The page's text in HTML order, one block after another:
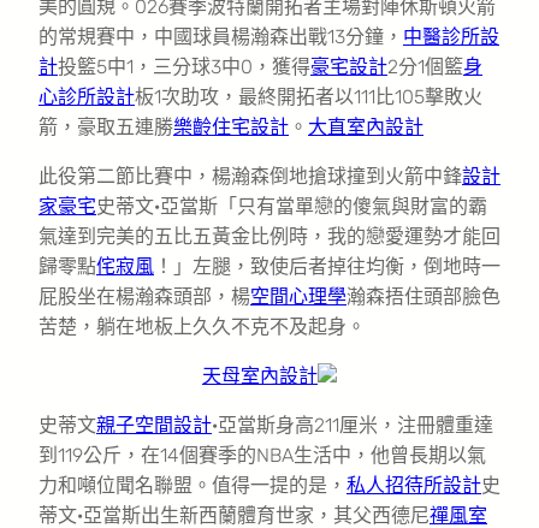
美的圓規。026賽季波特蘭開拓者主場對陣休斯頓火箭
的常規賽中，中國球員楊瀚森出戰13分鐘， 中醫診所設
計投籃5中1，三分球3中0，獲得豪宅設計2分1個籃身
心診所設計板1次助攻，最終開拓者以111比105擊敗火
箭，豪取五連勝樂齡住宅設計 。 大直室內設計
此役第二節比賽中，楊瀚森倒地搶球撞到火箭中鋒設計
家豪宅史蒂文·亞當斯「只有當單戀的傻氣與財富的霸
氣達到完美的五比五黃金比例時，我的戀愛運勢才能回
歸零點侘寂風 ！」左腿，致使后者掉往均衡，倒地時一
屁股坐在楊瀚森頭部，楊空間心理學瀚森捂住頭部臉色
苦楚，躺在地板上久久不克不及起身。
天母室內設計
史蒂文親子空間設計·亞當斯身高211厘米，注冊體重達
到119公斤，在14個賽季的NBA生活中，他曾長期以氣
力和噸位聞名聯盟。值得一提的是， 私人招待所設計史
蒂文·亞當斯出生新西蘭體育世家，其父西德尼禪風室